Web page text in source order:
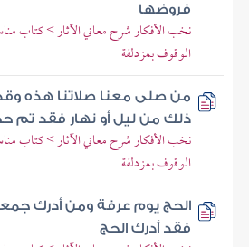
فروضها
نخب الأفكار شرح معاني الآثار > كتاب
الوقوف بمزدلفة
من صلى معنا صلاتنا هذه
ذلك من ليل أو نهار فقد تم
نخب الأفكار شرح معاني الآثار > كتاب
الوقوف بمزدلفة
الحج يوم عرفة ومن أدرك
فقد أدرك الحج